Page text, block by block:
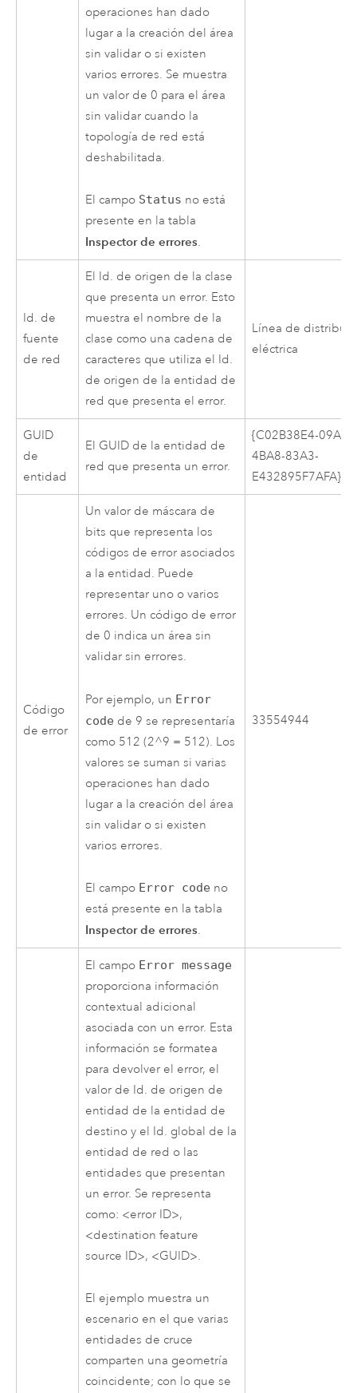
operaciones han dado
lugar a la creación del área
sin validar o si existen
varios errores. Se muestra
un valor de 0 para el área
sin validar cuando la
topología de red está
deshabilitada.
El campo Status no está
presente en la tabla
Inspector de errores.
Id. de
fuente
de red
El Id. de origen de la clase
que presenta un error. Esto
muestra el nombre de la
clase como una cadena de
caracteres que utiliza el Id.
de origen de la entidad de
red que presenta el error.
Línea de
eléctrica
GUID
de
entidad
El GUID de la entidad de
red que presenta un error.
{C02B38E4-09A6-
4BA8-83A3-
E432895F7AFA}
Código
de error
Un valor de máscara de
bits que representa los
códigos de error asociados
a la entidad. Puede
representar uno o varios
errores. Un código de error
de 0 indica un área sin
validar sin errores.
Por ejemplo, un Error
code de 9 se representaría
como 512 (2^9 = 512). Los
valores se suman si varias
operaciones han dado
lugar a la creación del área
sin validar o si existen
varios errores.
El campo Error code no
está presente en la tabla
Inspector de errores.
33554944
El campo Error message
proporciona información
contextual adicional
asociada con un error. Esta
información se formatea
para devolver el error, el
valor de Id. de origen de
entidad de la entidad de
destino y el Id. global de la
entidad de red o las
entidades que presentan
un error. Se representa
como: <error ID>,
<destination feature
source ID>, <GUID>.
El ejemplo muestra un
escenario en el que varias
entidades de cruce
comparten una geometría
coincidente; con lo que se